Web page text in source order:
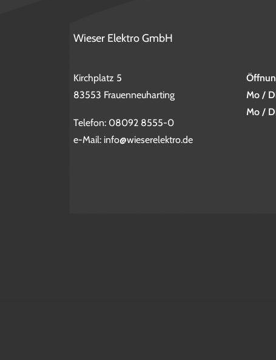
Wieser Elektro GmbH
Kirchplatz 5
83553 Frauenneuharting
Telefon:08092 8555-0
e-Mail: info@wieserelektro.de
Mo /
Mo /